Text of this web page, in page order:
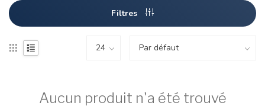
Filtres
Aucun produit n'a été trouvé